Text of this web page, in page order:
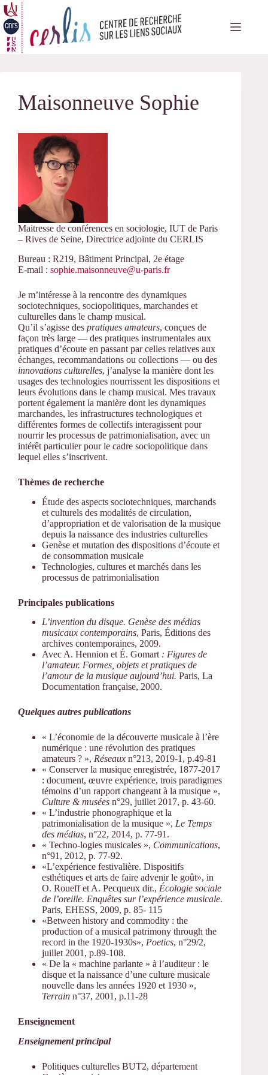
Passer
au
contenu
Maisonneuve Sophie
Maitresse de conférences en sociologie, IUT de Paris
– Rives de Seine, Directrice adjointe du CERLIS
Bureau : R219, Bâtiment Principal, 2e étage
E-mail : sophie.maisonneuve@u-paris.fr
Je m’intéresse à la rencontre des dynamiques
sociotechniques, sociopolitiques, marchandes et
culturelles dans le champ musical.
Qu’il s’agisse des pratiques amateurs, conçues de
façon très large — des pratiques instrumentales aux
pratiques d’écoute en passant par celles relatives aux
échanges, recommandations ou collections — ou des
innovations culturelles, j’analyse la manière dont les
usages des technologies nourrissent les dispositions et
leurs évolutions dans le champ musical. Mes travaux
portent également la manière dont les dynamiques
marchandes, les infrastructures technologiques et
différentes formes de collectifs interagissent pour
nourrir les processus de patrimonialisation, avec un
intérêt particulier pour le cadre sociopolitique dans
lequel elles s’inscrivent.
Thèmes de recherche
Étude des aspects sociotechniques, marchands
et culturels des modalités de circulation,
d’appropriation et de valorisation de la musique
depuis la naissance des industries culturelles
Genèse et mutation des dispositions d’écoute et
de consommation musicale
Technologies, cultures et marchés dans les
processus de patrimonialisation
Principales publications
L’invention du disque. Genèse des médias
musicaux contemporains, Paris, Éditions des
archives contemporaines, 2009.
Avec A. Hennion et É. Gomart : Figures de
l’amateur. Formes, objets et pratiques de
l’amour de la musique aujourd’hui. Paris, La
Documentation française, 2000.
Quelques autres publications
« L’économie de la découverte musicale à l’ère
numérique : une révolution des pratiques
amateurs ? », Réseaux n°213, 2019-1, p.49-81
« Conserver la musique enregistrée, 1877-2017
: document, œuvre expérience, trois paradigmes
témoins d’un rapport changeant à la musique »,
Culture & musées n°29, juillet 2017, p. 43-60.
« L’industrie phonographique et la
patrimonialisation de la musique », Le Temps
des médias, n°22, 2014, p. 77-91.
« Techno-logies musicales », Communications,
n°91, 2012, p. 77-92.
«L’expérience festivalière. Dispositifs
esthétiques et arts de faire advenir le goût», in
O. Roueff et A. Pecqueux dir., Écologie sociale
de l’oreille. Enquêtes sur l’expérience musicale.
Paris, EHESS, 2009, p. 85- 115
«Between history and commodity : the
production of a musical patrimony through the
record in the 1920-1930s», Poetics, n°29/2,
juillet 2001, p.89-108.
« De la « machine parlante » à l’auditeur : le
disque et la naissance d’une culture musicale
nouvelle dans les années 1920 et 1930 »,
Terrain n°37, 2001, p.11-28
Enseignement
Enseignement principal
Politiques culturelles BUT2, département